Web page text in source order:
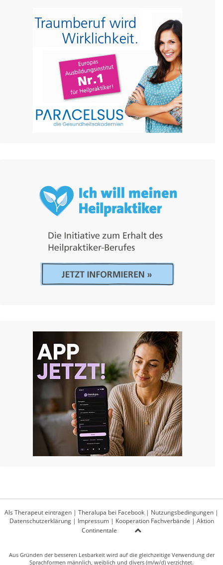
Als Therapeut eintragen | Theralupa bei Facebook | Nutzungsbedingungen |
Datenschutzerklärung| Impressum| Kooperation Fachverbände | Aktion
Continentale
Aus Gründen der besseren Lesbarkeit wird auf die gleichzeitige Verwendung der
Sprachformen männlich, weiblich und divers (m/w/d) verzichtet.